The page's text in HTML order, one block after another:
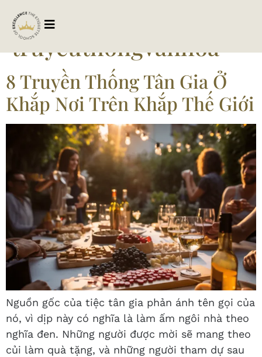
Tag:
truyeuthongvanhoa
8 Truyền Thống Tân Gia Ở
Khắp Nơi Trên Khắp Thế Giới
Nguồn gốc của tiệc tân gia phản ánh tên gọi của
nó, vì dịp này có nghĩa là làm ấm ngôi nhà theo
nghĩa đen. Những người được mời sẽ mang theo
củi làm quà tặng, và những người tham dự sau